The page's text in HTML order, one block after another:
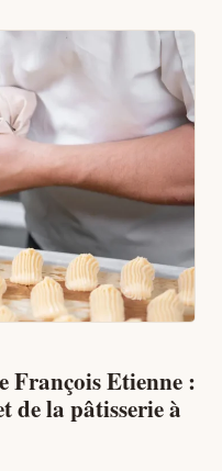
François Etienne :
de la pâtisserie à